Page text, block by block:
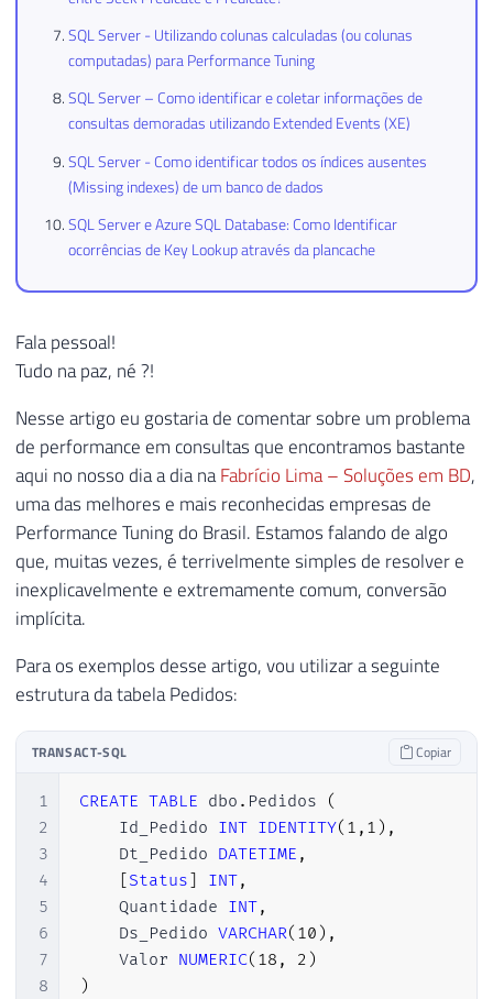
SQL Server - Utilizando colunas calculadas (ou colunas
computadas) para Performance Tuning
SQL Server – Como identificar e coletar informações de
consultas demoradas utilizando Extended Events (XE)
SQL Server - Como identificar todos os índices ausentes
(Missing indexes) de um banco de dados
SQL Server e Azure SQL Database: Como Identificar
ocorrências de Key Lookup através da plancache
Fala pessoal!
Tudo na paz, né ?!
Nesse artigo eu gostaria de comentar sobre um problema
de performance em consultas que encontramos bastante
aqui no nosso dia a dia naFabrício Lima – Soluções em BD,
uma das melhores e mais reconhecidas empresas de
Performance Tuning do Brasil. Estamos falando de algo
que, muitas vezes, é terrivelmente simples de resolver e
inexplicavelmente e extremamente comum, conversão
implícita.
Para os exemplos desse artigo, vou utilizar a seguinte
estrutura da tabela Pedidos:
TRANSACT-SQL Copiar
1
2
3
4
5
6
7
8
CREATE TABLE dbo . Pedidos
(
    Id_Pedido
INT IDENTITY( 1 , 1 ) ,
    Dt_Pedido
DATETIME ,
Status INT,
    Quantidade
INT,
    Ds_Pedido
VARCHAR( 10 ) ,
    Valor
NUMERIC( 18 , 2 )
)